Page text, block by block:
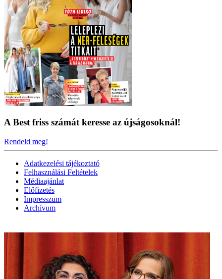
A Best friss számát keresse az újságosoknál!
Rendeld meg!
Adatkezelési tájékoztató
Felhasználási Feltételek
Médiaajánlat
Előfizetés
Impresszum
Archívum